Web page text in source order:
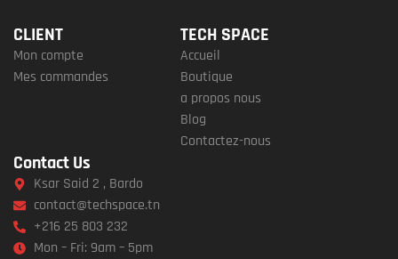
CLIENT
Mon compte
Mes commandes
TECH SPACE
Accueil
Boutique
a propos nous
Blog
Contactez-nous
Contact Us
Ksar Said 2 , Bardo
contact@techspace.tn
+216 25 803 232
Mon – Fri: 9am – 5pm